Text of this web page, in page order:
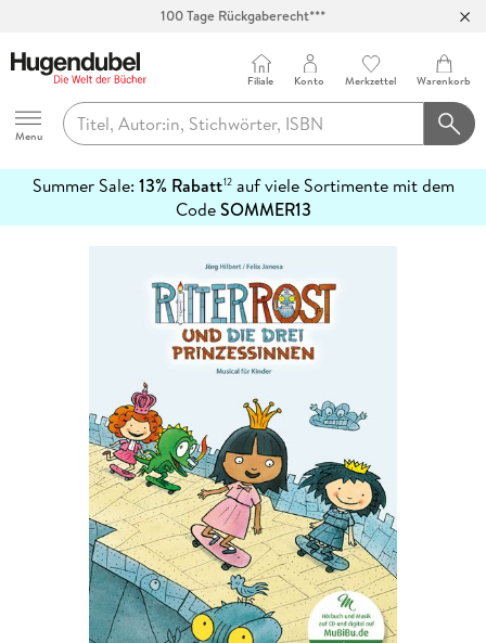
100 Tage Rückgaberecht***
Hugendubel
Menu
Filiale Konto Merkzettel Warenkorb
Summer Sale: 13% Rabatt12auf viele Sortimente mit dem
CodeSOMMER13
erfahren